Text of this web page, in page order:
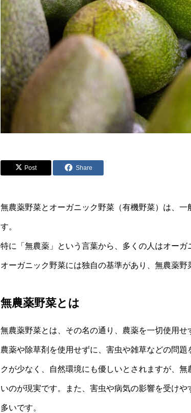
Post Share
無農薬野菜とオーガニック野菜（有機野菜）は、
す。
特に「無農薬」という言葉から、多くの人はオー
オーガニック野菜には独自の基準があり、無農薬野
無農薬野菜とは
無農薬野菜とは、その名の通り、農薬を一切使用
農薬や除草剤を使用せずに、害虫や雑草などの問
クが少なく、自然環境にも優しいとされますが、
いのが現実です。また、害虫や病気の影響を受け
多いです。